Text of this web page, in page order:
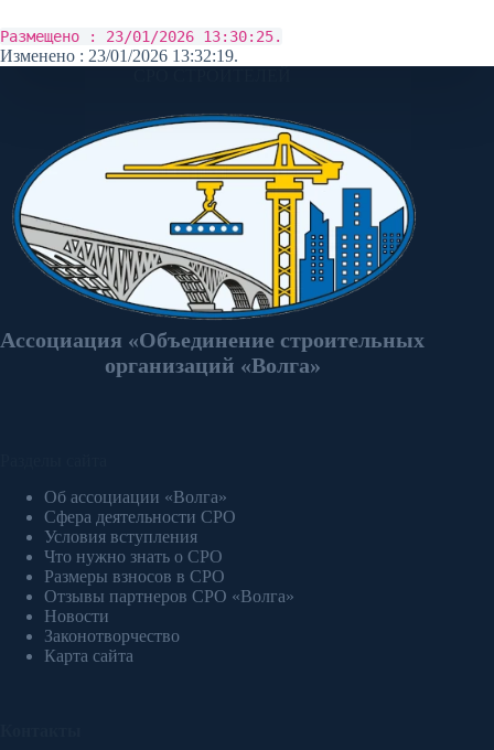
Размещено : 23/01/2026 13:30:25.
Изменено : 23/01/2026 13:32:19.
Ассоциация «Объединение строительных
организаций «Волга»
Об ассоциации «Волга»
Сфера деятельности СРО
Условия вступления
Что нужно знать о СРО
Размеры взносов в СРО
Отзывы партнеров СРО «Волга»
Новости
Законотворчество
Карта сайта